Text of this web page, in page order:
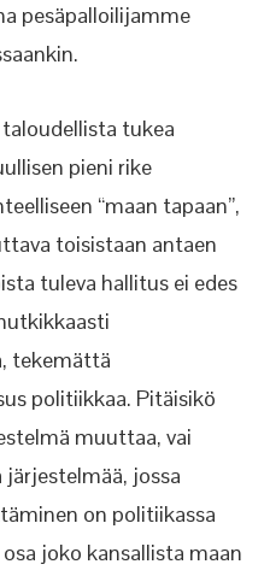
pesäpalloilijamme
tukea
pieni rike
“maan tapaan”,
toisistaan antaen
tuleva hallitus ei edes
tekemättä
politiikkaa. Pitäisikö
muuttaa, vai
järjestelmää, jossa
on politiikassa
joko kansallista maan